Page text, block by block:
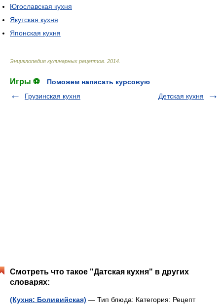
Югославская кухня
Якутская кухня
Японская кухня
Энциклопедия кулинарных рецептов 2014
Игры ⚽
Поможем написать курсовую
Грузинская кухня
Детская кухня
Смотреть что такое "Датская кухня" в других
словарях:
(Кухня: Боливийская) — Тип блюда: Категория: Рецепт